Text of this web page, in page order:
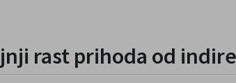
rast prihoda od